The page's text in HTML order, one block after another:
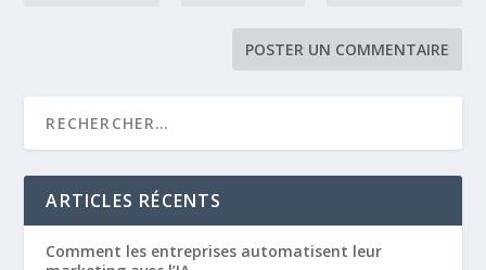
ARTICLES RÉCENTS
Comment les entreprises automatisent leur